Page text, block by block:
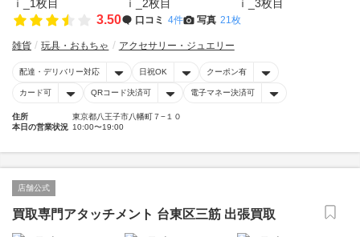
3.50 口コミ 4件 写真 21枚
雑貨 玩具・おもちゃ アクセサリー・ジュエリー
配達・デリバリー対応 日祝OK クーポン有
カード可 QRコード決済可 電子マネー決済可
住所
東京都八王子市八幡町７−１０
本日の営業状況 10:00〜19:00
店舗公式
買取専門アタッチメント 台東区三筋 出張買取